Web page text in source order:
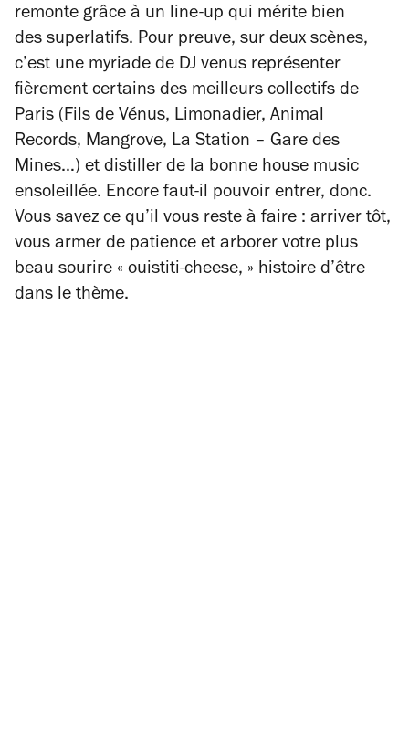
remonte grâce à un line-up qui mérite bien
des superlatifs. Pour preuve, sur deux scènes,
c’est une myriade de DJ venus représenter
fièrement certains des meilleurs collectifs de
Paris (Fils de Vénus, Limonadier, Animal
Records, Mangrove, La Station – Gare des
Mines…) et distiller de la bonne house music
ensoleillée. Encore faut-il pouvoir entrer, donc.
Vous savez ce qu’il vous reste à faire : arriver tôt,
vous armer de patience et arborer votre plus
beau sourire « ouistiti-cheese, » histoire d’être
dans le thème.